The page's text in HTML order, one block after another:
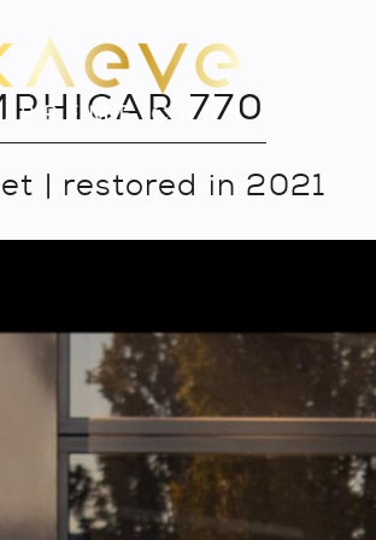
770
| restored in 2021